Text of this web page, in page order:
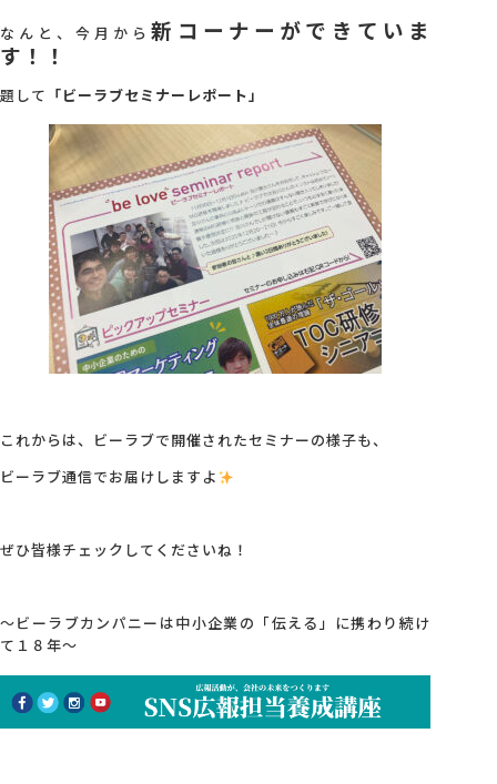
アクセス
採用情報
お問い合わせ
なんと、今月から新コーナーができていま
す！！
題して 「ビーラブセミナーレポート」
これからは、ビーラブで開催されたセミナーの様子も、
ビーラブ通信でお届けしますよ
ぜひ皆様チェックしてくださいね！
～ビーラブカンパニーは中小企業の「伝える」に携わり続け
て１８年～